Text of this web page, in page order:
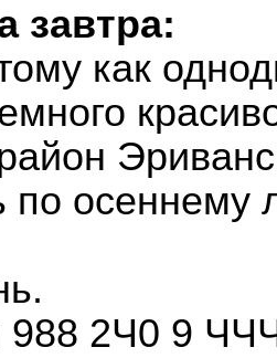
завтра:
как
по осеннему
988 2Ч0 9